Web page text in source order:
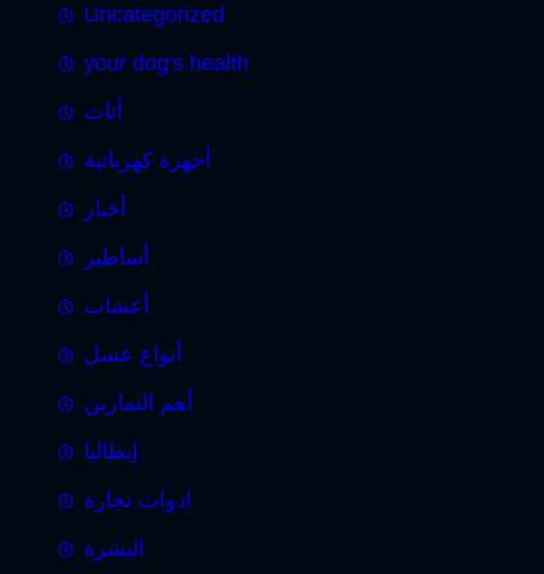
Uncategorized
your dog's health
أثاث
أجهزة كهربائية
أخبار
أساطير
أعشاب
أنواع عسل
أهم التمارين
إيطاليا
ادوات نجارة
البشرة